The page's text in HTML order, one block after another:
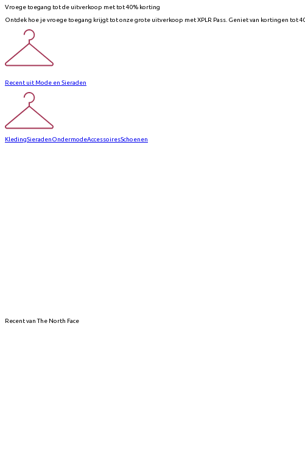
Vroege toegang tot de uitverkoop met tot 40% korting
Ontdek hoe je vroege toegang krijgt tot onze grote uitverkoop met XPLR Pass. Geniet van kortingen tot
Recent uit Mode en Sieraden
KledingSieradenOndermodeAccessoiresSchoenen
Recent van The North Face